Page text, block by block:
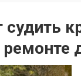
судить